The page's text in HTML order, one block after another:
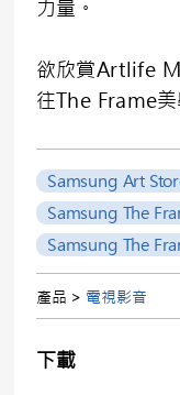
力量。
欲欣賞Artlife
往The Frame
Samsung Art
Samsung The
Samsung The
產品 > 電視影音
下載